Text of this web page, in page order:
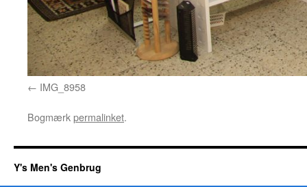
IMG_8958
Bogmærkpermalinket.
Y's Men's Genbrug